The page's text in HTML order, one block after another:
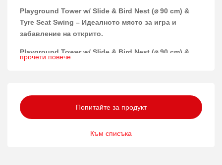
Playground Tower w/ Slide & Bird Nest (⌀ 90 cm) &
Tyre Seat Swing – Идеалното място за игра и
забавление на открито.
Playground Tower w/ Slide & Bird Nest (⌀ 90 cm) &
Tyre Seat Swing
многофункционална площадка е проектирана с
внимание към детайлите и комфорта на малките
играчи.
Материали и конструкция
прочети повече
Попитайте за продукт
Към списъка